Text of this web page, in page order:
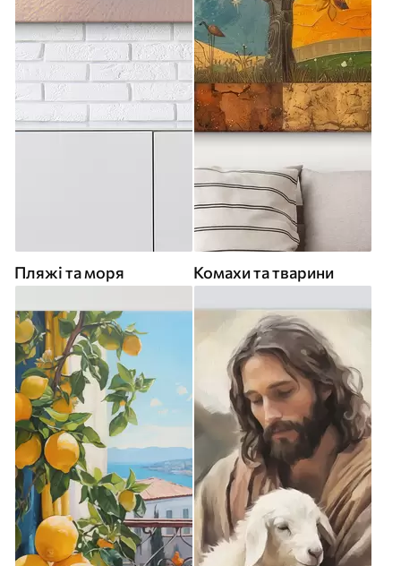
Пляжі та моря Комахи та тварини